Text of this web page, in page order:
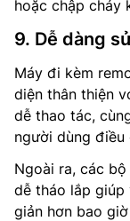
hoặc chập cháy
9. Dễ dàng
Máy đi kèm
diện thân thiện
dễ thao tác,
người dùng điều
Ngoài ra, các
dễ tháo lắp giúp
giản hơn bao